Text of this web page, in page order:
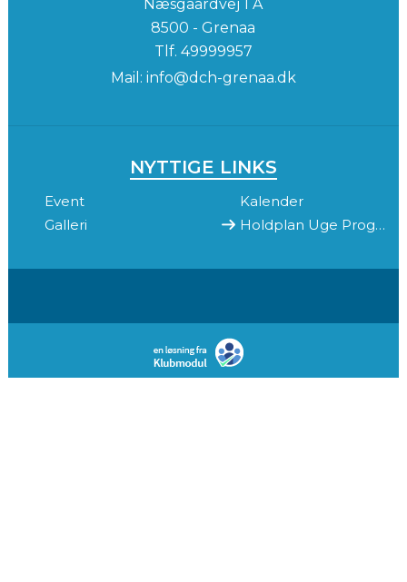
Næsgaardvej 1 A
8500 - Grenaa
Tlf. 49999957
Mail: info@dch-grenaa.dk
NYTTIGE LINKS
Event
Kalender
Galleri
Holdplan Uge Program